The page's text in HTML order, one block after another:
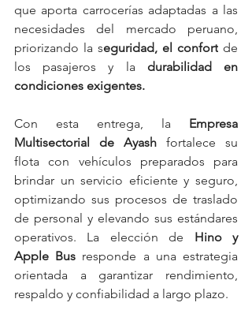
que aporta carrocerías adaptadas a las
necesidades del mercado peruano,
priorizando la seguridad, el confort de
los pasajeros y la durabilidad en
condiciones exigentes.
Con esta entrega, la Empresa
Multisectorial de Ayash fortalece su
flota con vehículos preparados para
brindar un servicio eficiente y seguro,
optimizando sus procesos de traslado
de personal y elevando sus estándares
operativos. La elección de Hino y
Apple Bus responde a una estrategia
orientada a garantizar rendimiento,
respaldo y confiabilidad a largo plazo.